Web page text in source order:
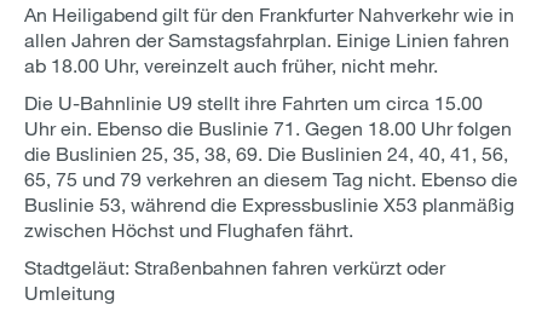
An Heiligabend gilt für den Frankfurter Nahverkehr wie in
allen Jahren der Samstagsfahrplan. Einige Linien fahren
ab 18.00 Uhr, vereinzelt auch früher, nicht mehr.
Die U-Bahnlinie U9 stellt ihre Fahrten um circa 15.00
Uhr ein. Ebenso die Buslinie 71. Gegen 18.00 Uhr folgen
die Buslinien 25, 35, 38, 69. Die Buslinien 24, 40, 41, 56,
65, 75 und 79 verkehren an diesem Tag nicht. Ebenso die
Buslinie 53, während die Expressbuslinie X53 planmäßig
zwischen Höchst und Flughafen fährt.
Stadtgeläut: Straßenbahnen fahren verkürzt oder
Umleitung